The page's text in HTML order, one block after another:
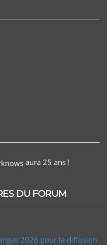
aura 25 ans !
DU FORUM
2026 pour la diffusion